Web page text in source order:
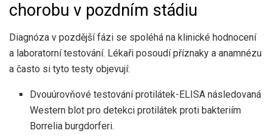
chorobu v pozdním stádiu
Diagnóza v pozdější fázi se spoléhá na klinické hodnocení
a laboratorní testování. Lékaři posoudí příznaky a anamnézu
a často si tyto testy objevují:
Dvouúrovňové testování protilátek-ELISA následovaná
Western blot pro detekci protilátek proti bakteriím
Borrelia burgdorferi.